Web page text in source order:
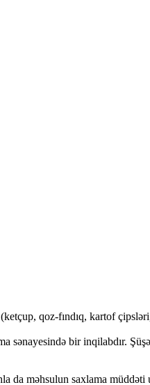
qoz-fındıq, kartof
sənayesində bir inqilabdır.
da məhsulun saxlama müddəti